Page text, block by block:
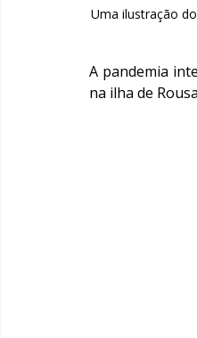
Uma ilustração
A pandemia
na ilha de